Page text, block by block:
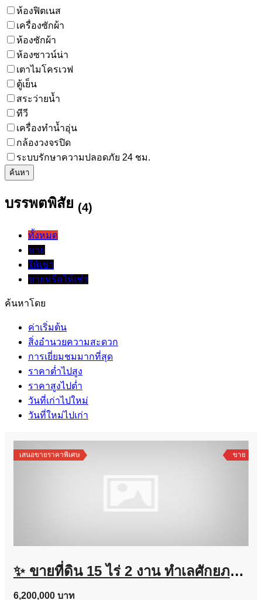
ห้องฟิตเนส
เครื่องซักผ้า
ห้องซักผ้า
ห้องซาวน์น่า
เตาไมโครเวฟ
ตู้เย็น
สระว่ายน้ำ
ทีวี
เครื่องทำน้ำอุ่น
กล้องวงจรปิด
ระบบรักษาความปลอดภัย 24 ชม.
ค้นหา
บรรพตพิสัย (4)
ทั้งหมด
ขาย
ให้เช่า
ขายหรือให้เช่า
ค้นหาโดย
ค่าเริ่มต้น
สิ่งอำนวยความสะดวก
การเยี่ยมชมมากที่สุด
ราคาต่ำไปสูง
ราคาสูงไปต่ำ
วันที่เก่าไปใหม่
วันที่ใหม่ไปเก่า
เสนอขายราคาพิเศษ ขาย
✨ ขายที่ดิน 15 ไร่ 2 งาน ทำเลศักยภาพสูง จ.นครสวรรค์ ✨
6,200,000 บาท